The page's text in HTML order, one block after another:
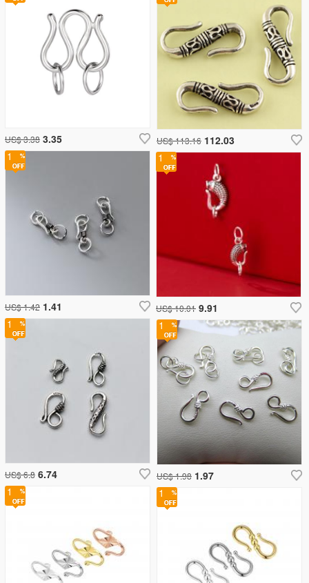
US$ 113.16 112.03
US$ 3.38 3.35
1
US$ 1.98 1.97
1
US$ 10.01 9.91
1
US$ 6.8 6.74
1
US$ 1.42 1.41
1 1